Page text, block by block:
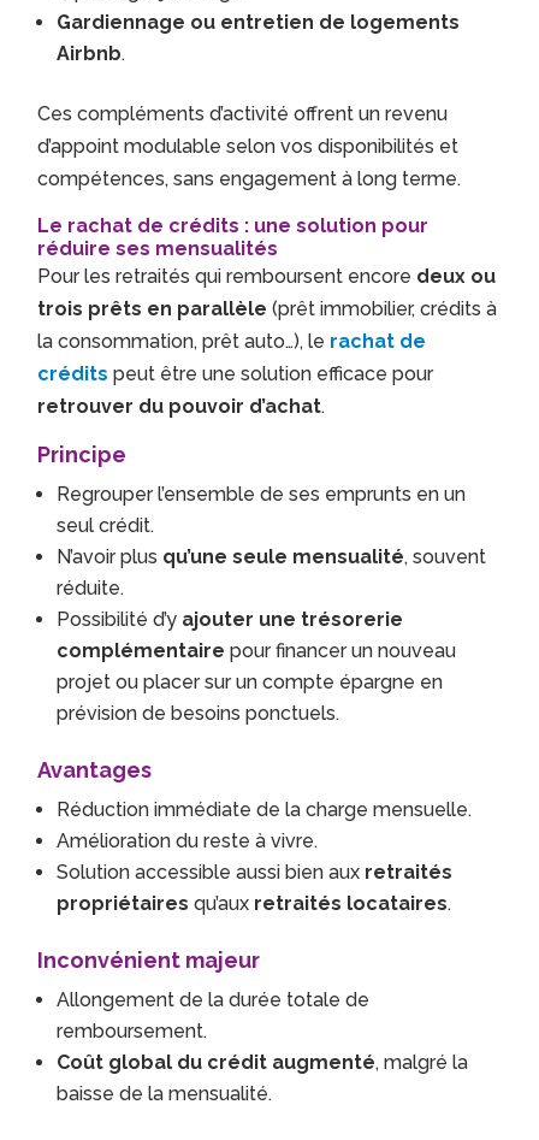
Gardiennage ou entretien de logements
Airbnb.
Ces compléments d’activité offrent un revenu
d’appoint modulable selon vos disponibilités et
compétences, sans engagement à long terme.
Le rachat de crédits : une solution pour
réduire ses mensualités
Pour les retraités qui remboursent encore deux ou
trois prêts en parallèle (prêt immobilier, crédits à
la consommation, prêt auto…), le rachat de
crédits peut être une solution efficace pour
retrouver du pouvoir d’achat.
Principe
Regrouper l’ensemble de ses emprunts en un
seul crédit.
N’avoir plus qu’une seule mensualité, souvent
réduite.
Possibilité d’y ajouter une trésorerie
complémentaire pour financer un nouveau
projet ou placer sur un compte épargne en
prévision de besoins ponctuels.
Avantages
Réduction immédiate de la charge mensuelle.
Amélioration du reste à vivre.
Solution accessible aussi bien aux retraités
propriétaires qu’aux retraités locataires.
Inconvénient majeur
Allongement de la durée totale de
remboursement.
Coût global du crédit augmenté, malgré la
baisse de la mensualité.